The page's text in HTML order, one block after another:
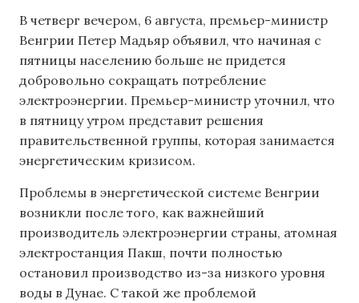
В четверг вечером, 6 августа, премьер-министр
Венгрии Петер Мадьяр объявил, что начиная с
пятницы населению больше не придется
добровольно сокращать потребление
электроэнергии. Премьер-министр уточнил, что
в пятницу утром представит решения
правительственной группы, которая занимается
энергетическим кризисом.
Проблемы в энергетической системе Венгрии
возникли после того, как важнейший
производитель электроэнергии страны, атомная
электростанция Пакш, почти полностью
остановил производство из-за низкого уровня
воды в Дунае. С такой же проблемой